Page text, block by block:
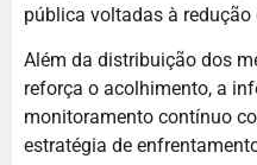
pública voltadas à
Além da distribuição dos
reforça o acolhimento, a
monitoramento contínuo
estratégia de